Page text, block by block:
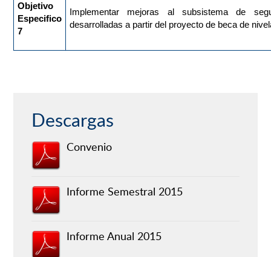
Objetivo
Especifico
7
Implementar mejoras al subsistema de
desarrolladas a partir del proyecto de beca de
Descargas
Convenio
Informe Semestral 2015
Informe Anual 2015